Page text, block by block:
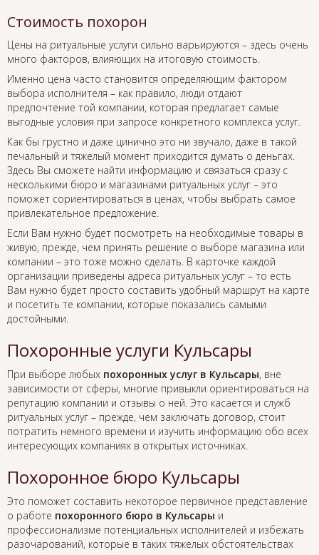
Стоимость похорон
Цены на ритуальные услуги сильно варьируются – здесь очень
много факторов, влияющих на итоговую стоимость.
Именно цена часто становится определяющим фактором
выбора исполнителя – как правило, люди отдают
предпочтение той компании, которая предлагает самые
выгодные условия при запросе конкретного комплекса услуг.
Как бы грустно и даже цинично это ни звучало, даже в такой
печальный и тяжелый момент приходится думать о деньгах.
Здесь Вы сможете найти информацию и связаться сразу с
несколькими бюро и магазинами ритуальных услуг – это
поможет сориентироваться в ценах, чтобы выбрать самое
привлекательное предложение.
Если Вам нужно будет посмотреть на необходимые товары в
живую, прежде, чем принять решение о выборе магазина или
компании – это тоже можно сделать. В карточке каждой
организации приведены адреса ритуальных услуг – то есть
Вам нужно будет просто составить удобный маршрут на карте
и посетить те компании, которые показались самыми
достойными.
Похоронные услуги Кульсары
При выборе любых похоронных услуг в Кульсары, вне
зависимости от сферы, многие привыкли ориентироваться на
репутацию компании и отзывы о ней. Это касается и служб
ритуальных услуг – прежде, чем заключать договор, стоит
потратить немного времени и изучить информацию обо всех
интересующих компаниях в открытых источниках.
Похоронное бюро Кульсары
Это поможет составить некоторое первичное представление
о работе похоронного бюро в Кульсары и
профессионализме потенциальных исполнителей и избежать
разочарований, которые в таких тяжелых обстоятельствах